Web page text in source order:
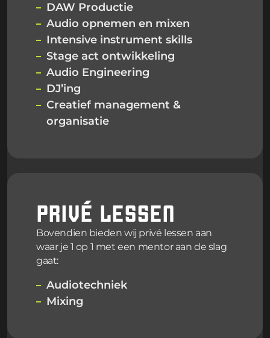
DAW Productie
Audio opnemen en mixen
Intensive instrument skills
Stage act ontwikkeling
Audio Engineering
DJ’ing
Creatief management &
organisatie
PRIVÉ LESSEN
Bovendien bieden wij privé lessen aan
waar je 1 op 1 met een mentor aan de slag
gaat:
Audiotechniek
Mixing